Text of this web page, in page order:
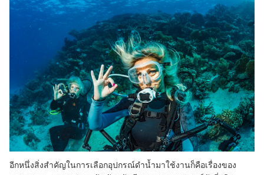
อีกหนึ่งสิ่งสำคัญในการเลือกอุปกรณ์ดำน้ำมาใช้งานก็คือเรื่องของ